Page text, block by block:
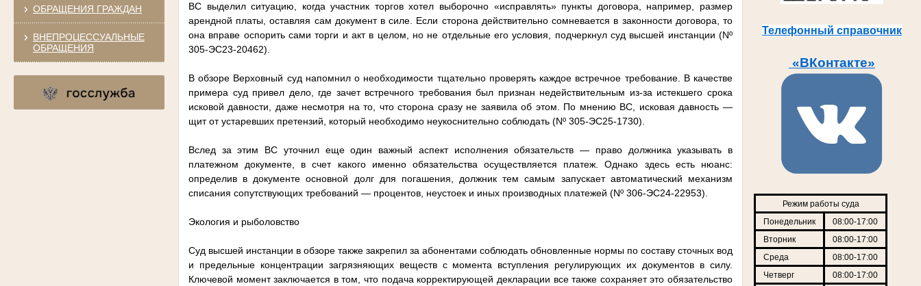
ОБРАЩЕНИЯ ГРАЖДАН
ВНЕПРОЦЕССУАЛЬНЫЕ
ОБРАЩЕНИЯ
Телефонный справочник
«ВКонтакте»
Режим работы суда
Понедельник
08:00-17:00
Вторник
08:00-17:00
Среда
08:00-17:00
Четверг
08:00-17:00
ВС выделил ситуацию, когда участник торгов хотел выборочно «исправлять» пункты договора, например, размер
арендной платы, оставляя сам документ в силе. Если сторона действительно сомневается в законности договора, то
она вправе оспорить сами торги и акт в целом, но не отдельные его условия, подчеркнул суд высшей инстанции (Nº
305-ЭС23-20462).
В обзоре Верховный суд напомнил о необходимости тщательно проверять каждое встречное требование. В качестве
примера суд привел дело, где зачет встречного требования был признан недействительным из-за истекшего срока
исковой давности, даже несмотря на то, что сторона сразу не заявила об этом. По мнению ВС, исковая давность —
щит от устаревших претензий, который необходимо неукоснительно соблюдать (Nº 305-ЭС25-1730).
Вслед за этим ВС уточнил еще один важный аспект исполнения обязательств — право должника указывать в
платежном документе, в счет какого именно обязательства осуществляется платеж. Однако здесь есть нюанс:
определив в документе основной долг для погашения, должник тем самым запускает автоматический механизм
списания сопутствующих требований — процентов, неустоек и иных производных платежей (Nº 306-ЭС24-22953).
Экология и рыболовство
Суд высшей инстанции в обзоре также закрепил за абонентами соблюдать обновленные нормы по составу сточных вод
и предельные концентрации загрязняющих веществ с момента вступления регулирующих их документов в силу.
Ключевой момент заключается в том, что подача корректирующей декларации все также сохраняет это обязательство